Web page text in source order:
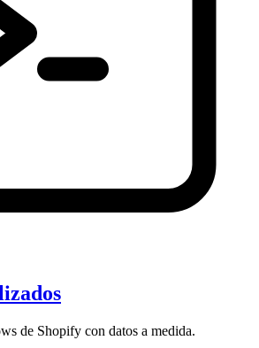
de Shopify con datos a medida.